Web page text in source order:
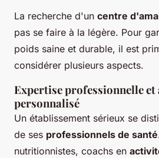
La recherche d'un centre
pas se faire à la légère. Pour
poids saine et durable, il est
considérer plusieurs aspects.
Expertise professionnelle et
personnalisé
Un établissement sérieux se
de ses professionnels de santé
nutritionnistes, coachs en